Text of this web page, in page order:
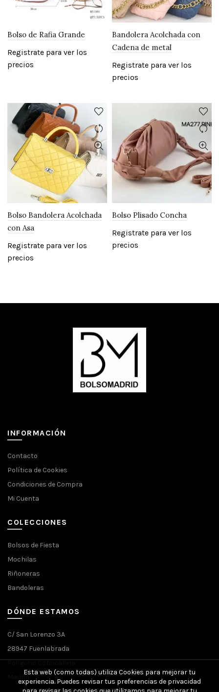
Bolso de Rafia Grande
Registrate para ver los
precios
Bandolera Acolchada con
Cadena de metal
Registrate para ver los
precios
Bolso Bandolera Acolchada
con Asa
Registrate para ver los
precios
Bolso Plisado Concha
Registrate para ver los
precios
INFORMACIÓN
Contacto
Política de Cookies
Condiciones de Compra
Mi Cuenta
COLECCIONES
Bolsos de Fiesta
Mochilas
Riñoneras
Bandoleras
DÓNDE ESTAMOS
C/ San Lorenzo 3A
28947 Fuenlabrada
Polígono Cobocalleja
Madrid
Esta web (como todas) utiliza Cookies para mejorar tu
experiencia. Puedes revisar tus preferencias de privacidad